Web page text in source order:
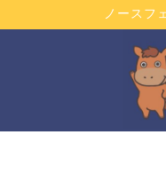
ノースフ